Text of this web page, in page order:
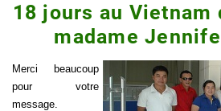
18 jours au Vietnam
madame
Merci beaucoup
pour votre
message.